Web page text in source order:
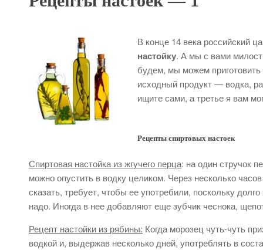
В конце 14 века российский
настойку. А мы с вами
будем, мы можем
исходный продукт — водка,
ищите сами, а третье я вам
Рецепты спиртовых настоек
Спиртовая настойка из жгучего перца: на один стручок
можно опустить в водку целиком. Через несколько
сказать, требует, чтобы ее употребили, поскольку
надо. Иногда в нее добавляют еще зубчик чеснока,
Рецепт настойки из рябины: Когда морозец чуть-чуть
водкой и, выдержав несколько дней, употреблять в